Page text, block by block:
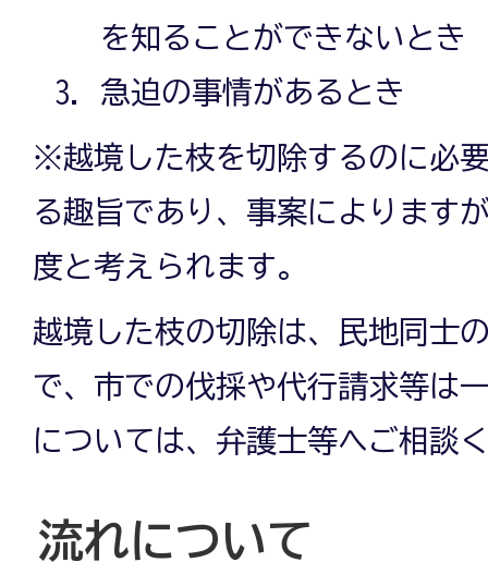
を知ることができないとき
急迫の事情があるとき
※越境した枝を切除するのに必
る趣旨であり、事案によります
度と考えられます。
越境した枝の切除は、民地同士
で、市での伐採や代行請求等は
については、弁護士等へご相談
流れについて